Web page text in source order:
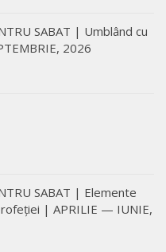
SABAT | Umblând cu
2026
SABAT | Elemente
| APRILIE — IUNIE,